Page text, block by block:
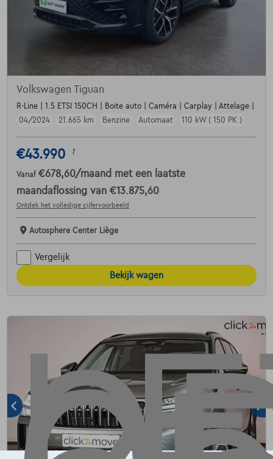
Volkswagen Tiguan
R-Line | 1.5 ETSI 150CH | Boite auto | Caméra | Carplay | Attelage |
04/2024
21.665 km Benzine Automaat 110 kW ( 150 PK )
€43.990 1
Vanaf €678,60/maand met een laatste
maandaflossing van €13.875,60
Ontdek het volledige cijfervoorbeeld
Autosphere Center Liège
Vergelijk
Bekijk wagen